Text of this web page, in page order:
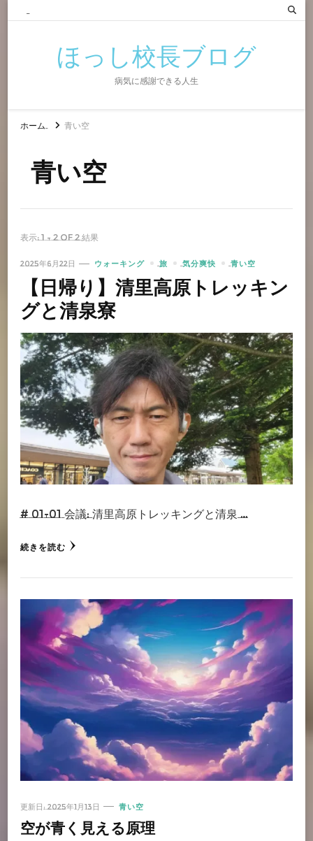
ほっし校長ブログ
病気に感謝できる人生
ホーム 青い空
青い空
表示: 1 - 2 of 2 結果
2025年6月22日 ウォーキング 旅 気分爽快 青い空
【日帰り】清里高原トレッキン
グと清泉寮
# 01-01 会議: 清里高原トレッキングと清泉 …
続きを読む
更新日:2025年1月13日 青い空
空が青く見える原理